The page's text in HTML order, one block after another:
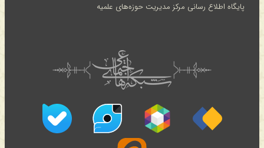
پایگاه اطلاع رسانی مرکز مدیریت حوزه‌های علمیه